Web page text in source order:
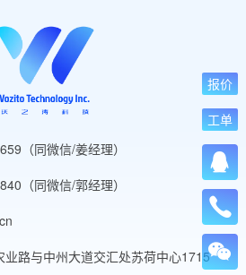
（同微信/姜经理）
（同微信/郭经理）
路与中州大道交汇处苏荷中心1715
报价
工单